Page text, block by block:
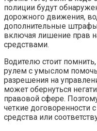
полиции будут
дорожного движения,
дополнительные
включая лишение прав
средствами.
Водителю стоит
рулем с умыслом помочь
разрешения на
может обернуться
правовой сфере.
четкие договоренности
средства или